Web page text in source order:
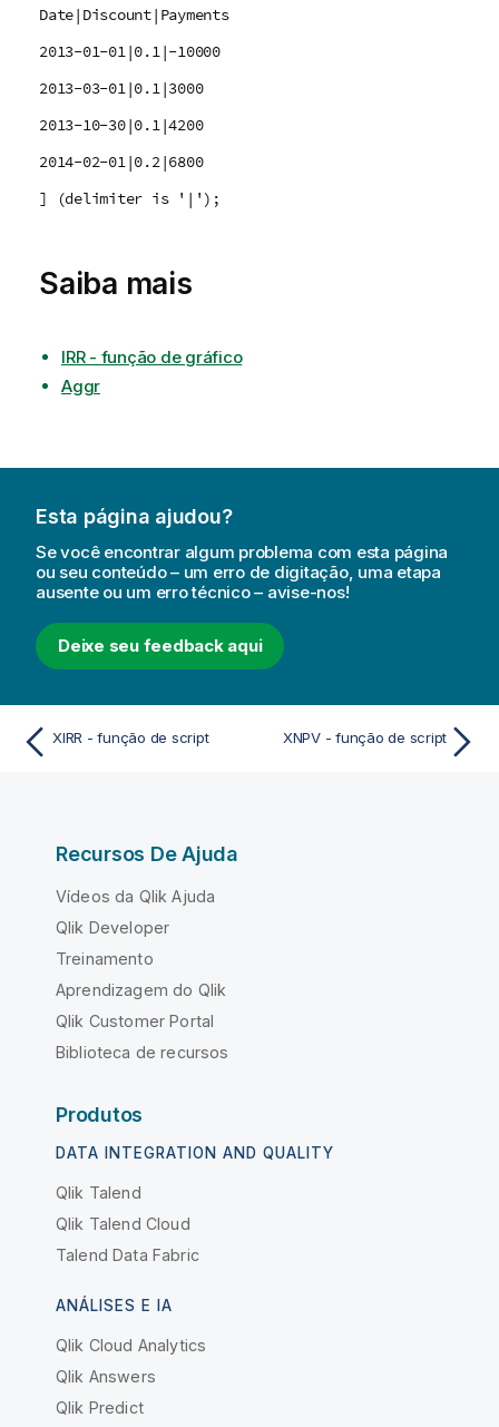
Date|Discount|Payments
2013-01-01|0.1|-10000
2013-03-01|0.1|3000
2013-10-30|0.1|4200
2014-02-01|0.2|6800
] (delimiter is '|');
Saiba mais
IRR - função de gráfico
Aggr
Esta página ajudou?
Se você encontrar algum problema com esta página
ou seu conteúdo – um erro de digitação, uma etapa
ausente ou um erro técnico – avise-nos!
Deixe seu feedback aqui
XIRR - função de script XNPV - função de script
Recursos De Ajuda
Vídeos da Qlik Ajuda
Qlik Developer
Treinamento
Aprendizagem do Qlik
Qlik Customer Portal
Biblioteca de recursos
Produtos
DATA INTEGRATION AND QUALITY
Qlik Talend
Qlik Talend Cloud
Talend Data Fabric
ANÁLISES E IA
Qlik Cloud Analytics
Qlik Answers
Qlik Predict